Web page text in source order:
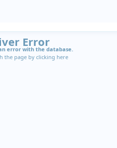
Error
error with the database.
the page by clicking here